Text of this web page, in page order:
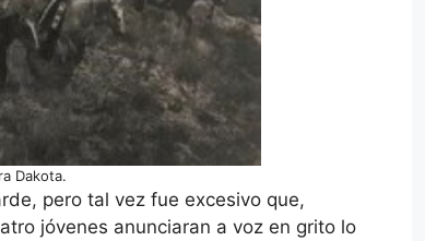
Dakota.
pero tal vez fue excesivo que,
jóvenes anunciaran a voz en grito lo